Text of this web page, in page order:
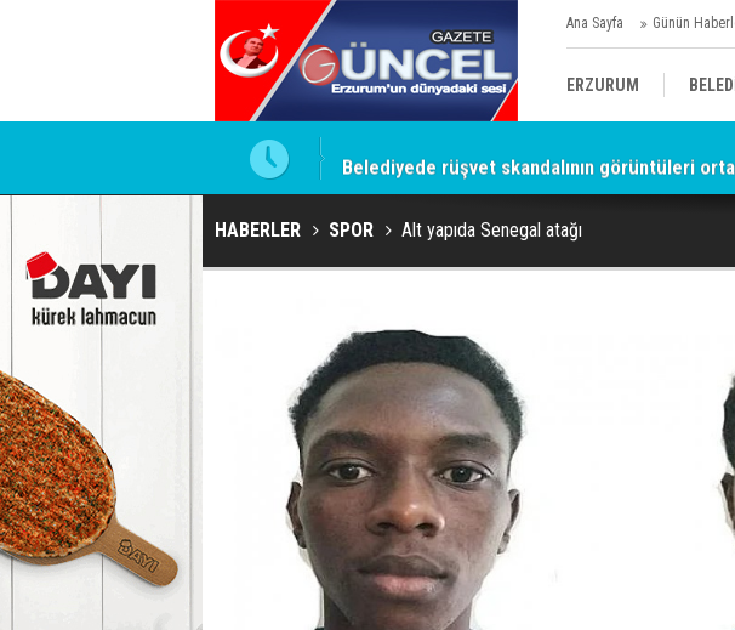
Ana Sayfa Günün
ERZURUM
SİYASET
Belediyede rüşvet skandalının görüntüleri
HABERLER SPOR Alt yapıda Senegal atağı